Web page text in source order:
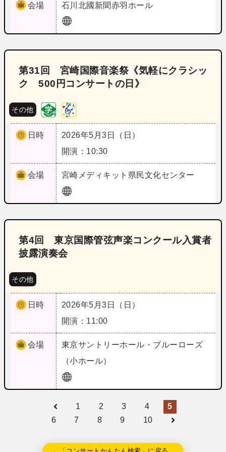
会場 石川 北國新聞赤羽ホール
第31回 宮崎国際音楽祭《気軽にクラシッ
ク 500円コンサートの日》
その他
日時
2026年5月3日（日）
開演：10:30
会場 宮崎 メディキット県民文化センター
第4回 東京国際管弦声楽コンクール入賞者
披露演奏会
その他
日時
2026年5月3日（日）
開演：11:00
会場 東京サントリーホール・ブルーローズ
（小ホール）
1 2 3 4
5
6
7 8 9 10